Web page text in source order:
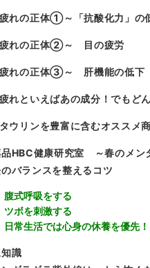
れの正体①～「抗酸化力」の
れの正体②～ 目の疲労
れの正体③～ 肝機能の低下
れといえばあの成分！でもど
ウリンを豊富に含むオススメ
品HBC健康研究室 ～春のメン
バランスを整えるコツ
腹式呼吸をする
ツボを刺激する
日常生活では心身の休養を優先！
識